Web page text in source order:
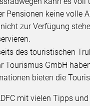
Pensionen keine
zur Verfügung
des touristischen
Tourismus GmbH
bieten die
mit vielen Tipps